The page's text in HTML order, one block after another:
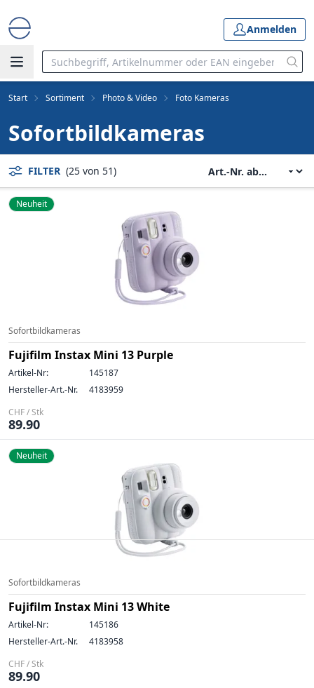
Anmelden
Start Sortiment Photo & Video Foto Kameras
Sofortbildkameras
FILTER (25 von 51)
Neuheit
Sofortbildkameras
Fujifilm Instax Mini 13 Purple
Artikel-Nr:
145187
Hersteller-Art.-Nr.
4183959
CHF / Stk
89.90
Neuheit
Sofortbildkameras
Fujifilm Instax Mini 13 White
Artikel-Nr:
145186
Hersteller-Art.-Nr.
4183958
CHF / Stk
89.90